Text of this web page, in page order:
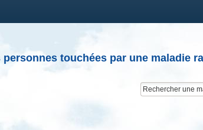
touchées par une maladie